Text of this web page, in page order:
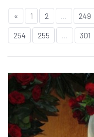
« 1 2 249
254 255 ... 301